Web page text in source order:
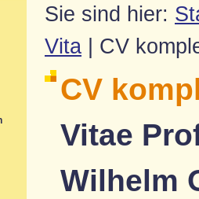
Sie sind hier:
Vita | CV
CV
Vitae
Wilhelm